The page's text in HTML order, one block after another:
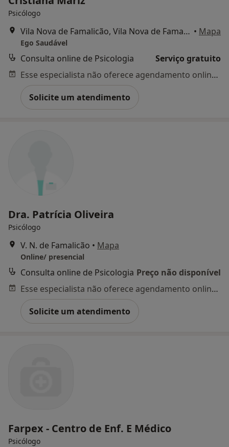
Psicólogo
Vila Nova de Famalicão, Vila Nova de Famalicão • Mapa
Ego Saudável
Consulta online de Psicologia
Serviço gratuito
Esse especialista não oferece agendamento online para esse endereço.
Solicite um atendimento
Dra. Patrícia Oliveira
Psicólogo
V. N. de Famalicão • Mapa
Online/ presencial
Consulta online de Psicologia Preço não disponível
Esse especialista não oferece agendamento online para esse endereço.
Solicite um atendimento
Farpex - Centro de Enf. E Médico
Psicólogo